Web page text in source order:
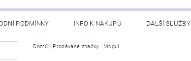
PODMÍNKY INFO K NÁKUPU DALŠÍ SLUŽBY
Domů Prodávané značky Mogul